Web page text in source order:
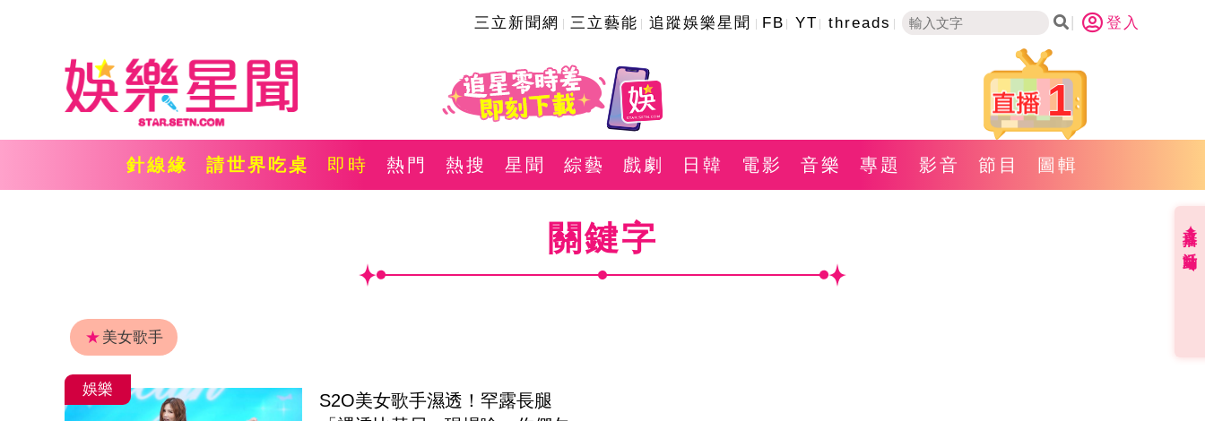
三立新聞網 三立藝能 追蹤娛樂星聞 FB YT threads 登入
1
針線緣 請世界吃桌 即時 熱門 熱搜 星聞 綜藝 戲劇 日韓 電影 音樂 專題 影音 節目 圖輯
關鍵字
★ 美女歌手
娛樂
S2O美女歌手濕透！罕露長腿
直播✦活動